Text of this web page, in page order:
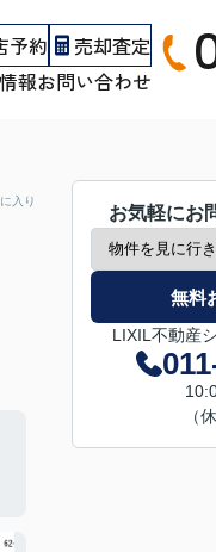
予約
売却査定
報お問い合わせ
入り
お気軽にお
無料
LIXIL不動産
（